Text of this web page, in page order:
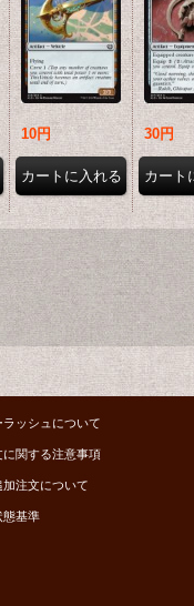
10円 30円
ラッシュについて
に関する注意事項
加注文について
態基準